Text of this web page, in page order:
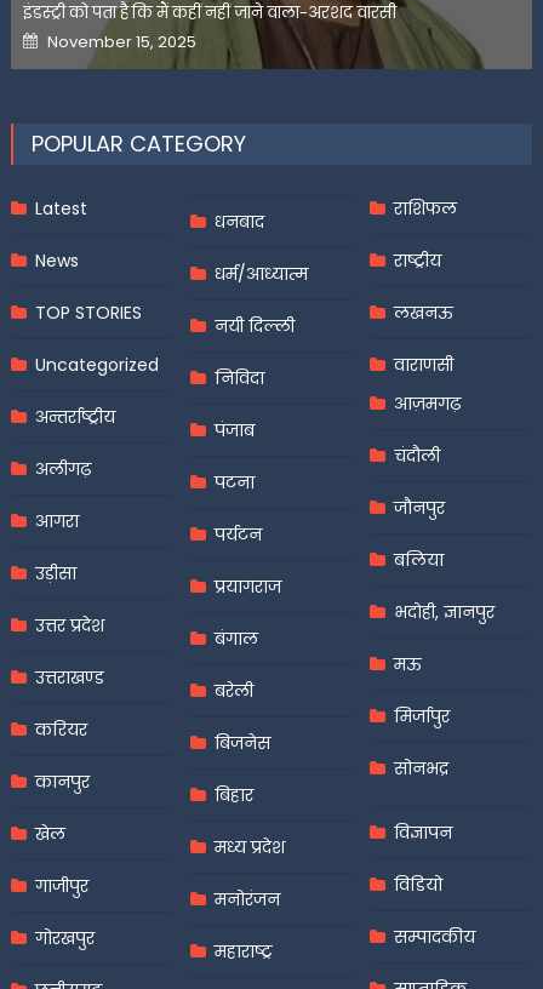
इंडस्ट्री को पता है कि मैं कहीं नहीं जाने वाला-अरशद वारसी
Posted
on
November 15, 2025
POPULAR CATEGORY
Latest
News
TOP STORIES
Uncategorized
अन्तर्राष्ट्रीय
अलीगढ़
आगरा
उड़ीसा
उत्तर प्रदेश
उत्तराखण्ड
करियर
कानपुर
खेल
गाजीपुर
गोरखपुर
धनबाद
धर्म/आध्यात्म
नयी दिल्ली
निविदा
पंजाब
पटना
पर्यटन
प्रयागराज
बंगाल
बरेली
बिजनेस
बिहार
मध्य प्रदेश
मनोरंजन
महाराष्ट्र
राशिफल
राष्ट्रीय
लखनऊ
वाराणसी
आज़मगढ़
चंदौली
जौनपुर
बलिया
भदोही, ज्ञानपुर
मऊ
मिर्जापुर
सोनभद्र
विज्ञापन
विडियो
सम्पादकीय